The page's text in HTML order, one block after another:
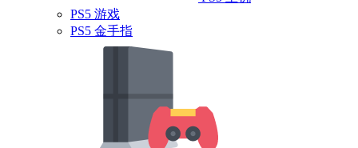
PS5 游戏
PS5 金手指